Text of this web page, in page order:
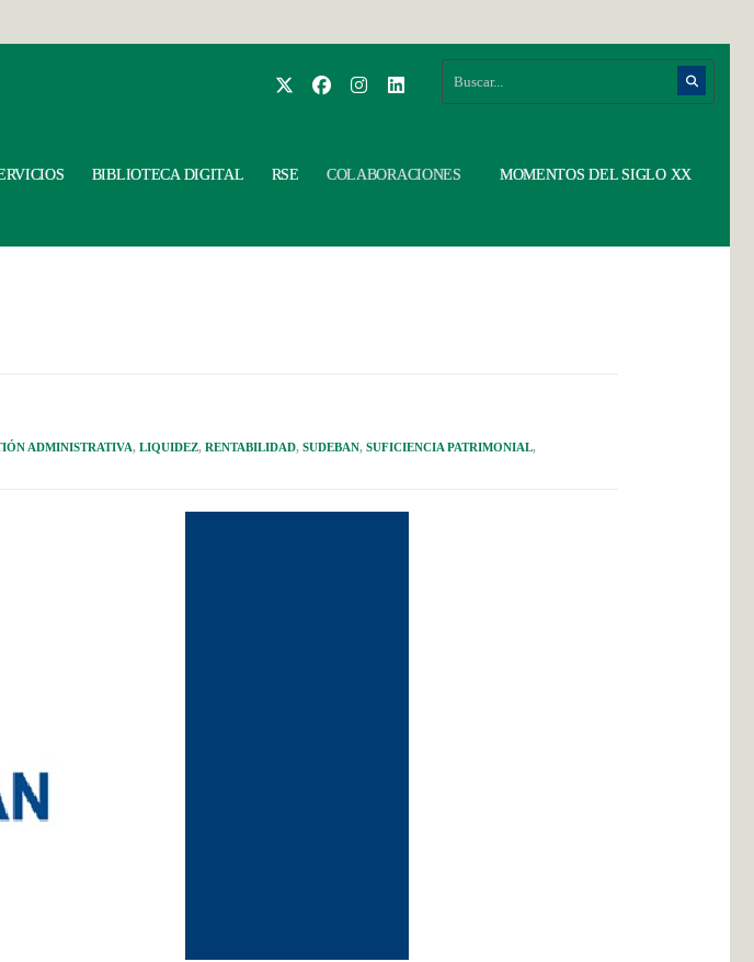
BIBLIOTECA DIGITAL RSE COLABORACIONES MOMENTOS DEL SIGLO XX
ADMINISTRATIVA,LIQUIDEZ,RENTABILIDAD,SUDEBAN,SUFICIENCIA PATRIMONIAL,